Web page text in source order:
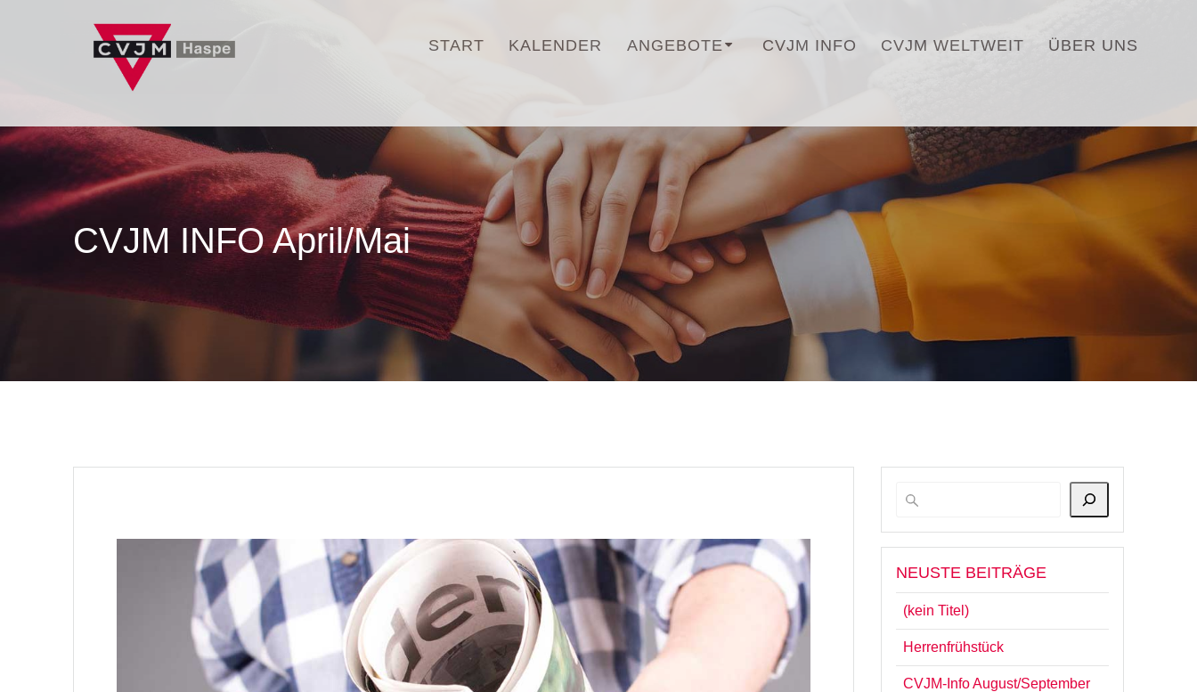
START KALENDER ANGEBOTE CVJM INFO CVJM WELTWEIT ÜBER UNS
CVJM INFO April/Mai
NEUSTE BEITRÄGE
(kein Titel)
Herrenfrühstück
CVJM-Info August/September